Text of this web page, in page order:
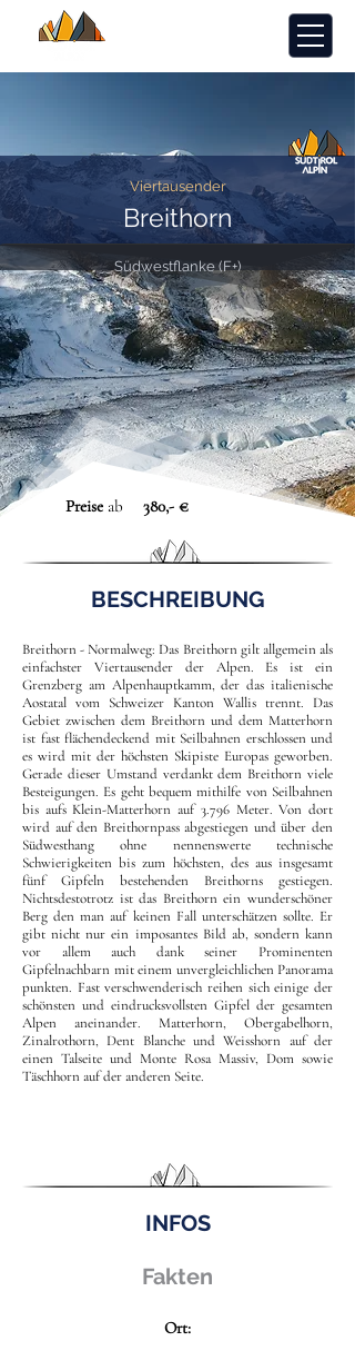
Viertausender
Breithorn
Südwestflanke (F+)
Preise ab 380,- €
BESCHREIBUNG
Breithorn - Normalweg: Das Breithorn gilt allgemein als
einfachster Viertausender der Alpen. Es ist ein
Grenzberg am Alpenhauptkamm, der das italienische
Aostatal vom Schweizer Kanton Wallis trennt. Das
Gebiet zwischen dem Breithorn und dem Matterhorn
ist fast flächendeckend mit Seilbahnen erschlossen und
es wird mit der höchsten Skipiste Europas geworben.
Gerade dieser Umstand verdankt dem Breithorn viele
Besteigungen. Es geht bequem mithilfe von Seilbahnen
bis aufs Klein-Matterhorn auf 3.796 Meter. Von dort
wird auf den Breithornpass abgestiegen und über den
Südwesthang ohne nennenswerte technische
Schwierigkeiten bis zum höchsten, des aus insgesamt
fünf Gipfeln bestehenden Breithorns gestiegen.
Nichtsdestotrotz ist das Breithorn ein wunderschöner
Berg den man auf keinen Fall unterschätzen sollte. Er
gibt nicht nur ein imposantes Bild ab, sondern kann
vor allem auch dank seiner Prominenten
Gipfelnachbarn mit einem unvergleichlichen Panorama
punkten. Fast verschwenderisch reihen sich einige der
schönsten und eindrucksvollsten Gipfel der gesamten
Alpen aneinander. Matterhorn, Obergabelhorn,
Zinalrothorn, Dent Blanche und Weisshorn auf der
einen Talseite und Monte Rosa Massiv, Dom sowie
Täschhorn auf der anderen Seite.
INFOS
Fakten
Ort: